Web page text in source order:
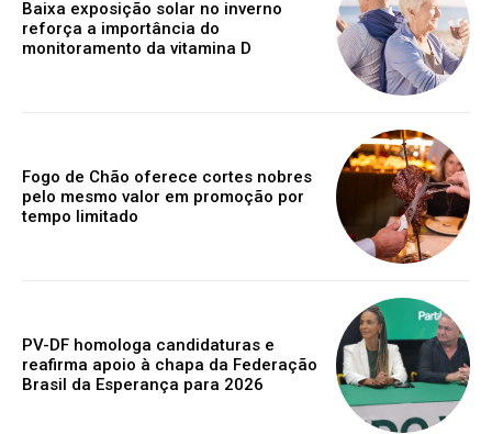
Baixa exposição solar no inverno
reforça a importância do
monitoramento da vitamina D
Fogo de Chão oferece cortes nobres
pelo mesmo valor em promoção por
tempo limitado
PV-DF homologa candidaturas e
reafirma apoio à chapa da Federação
Brasil da Esperança para 2026